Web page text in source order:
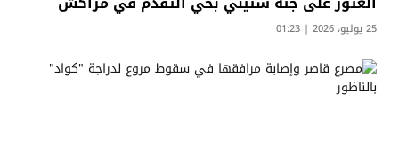
25 يوليو، 2026 | 01:23